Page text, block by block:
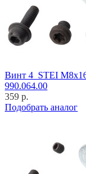
Винт 4_STEI
990.064.00
359 р.
Подобрать аналог